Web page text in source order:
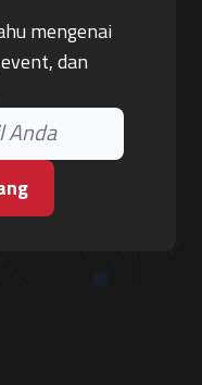
mengenai
dan